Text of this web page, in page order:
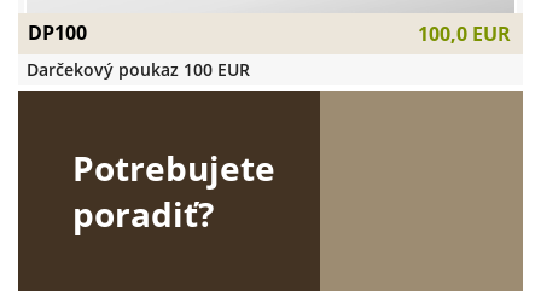
DP100 100,0 EUR
Darčekový poukaz 100 EUR
Potrebujete
poradiť?